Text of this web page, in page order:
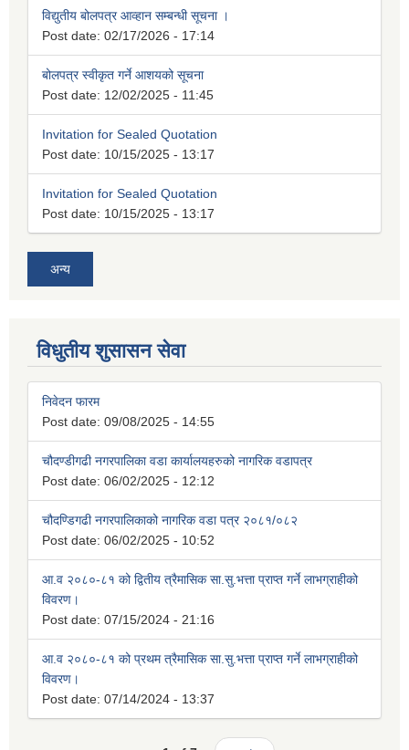
विद्युतीय बोलपत्र आव्हान सम्बन्धी सूचना ।
Post date: 02/17/2026 - 17:14
बोलपत्र स्वीकृत गर्ने आशयको सूचना
Post date: 12/02/2025 - 11:45
Invitation for Sealed Quotation
Post date: 10/15/2025 - 13:17
Invitation for Sealed Quotation
Post date: 10/15/2025 - 13:17
अन्य
विधुतीय शुसासन सेवा
निवेदन फारम
Post date: 09/08/2025 - 14:55
चौदण्डीगढी नगरपालिका वडा कार्यालयहरुको नागरिक वडापत्र
Post date: 06/02/2025 - 12:12
चौदण्डिगढी नगरपालिकाको नागरिक वडा पत्र २०८१/०८२
Post date: 06/02/2025 - 10:52
आ.व २०८०-८१ को द्वितीय त्रैमासिक सा.सु.भत्ता प्राप्त गर्ने लाभग्राहीको
विवरण।
Post date: 07/15/2024 - 21:16
आ.व २०८०-८१ को प्रथम त्रैमासिक सा.सु.भत्ता प्राप्त गर्ने लाभग्राहीको
विवरण।
Post date: 07/14/2024 - 13:37